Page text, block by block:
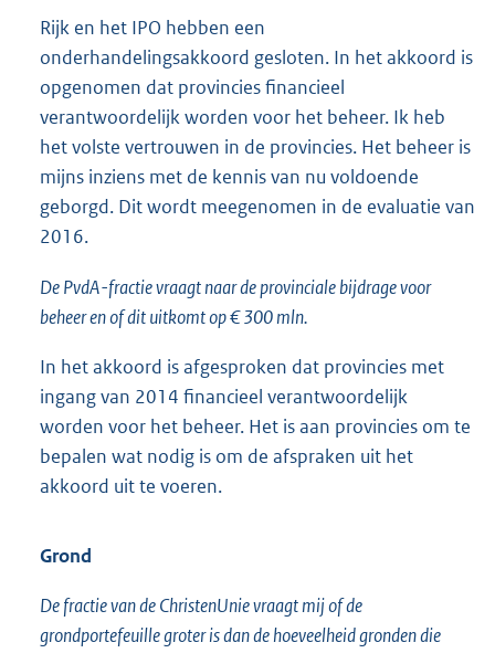
Rijk en het IPO hebben een
onderhandelingsakkoord gesloten. In het akkoord is
opgenomen dat provincies financieel
verantwoordelijk worden voor het beheer. Ik heb
het volste vertrouwen in de provincies. Het beheer is
mijns inziens met de kennis van nu voldoende
geborgd. Dit wordt meegenomen in de evaluatie van
2016.
De PvdA-fractie vraagt naar de provinciale bijdrage voor
beheer en of dit uitkomt op € 300 mln.
In het akkoord is afgesproken dat provincies met
ingang van 2014 financieel verantwoordelijk
worden voor het beheer. Het is aan provincies om te
bepalen wat nodig is om de afspraken uit het
akkoord uit te voeren.
Grond
De fractie van de ChristenUnie vraagt mij of de
grondportefeuille groter is dan de hoeveelheid gronden die